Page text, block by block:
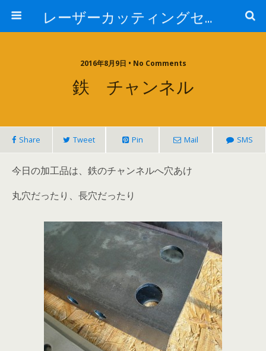
レーザーカッティングセンター 株式会社 中本鉄工所
2016年8月9日 • No Comments
鉄 チャンネル
Share Tweet Pin Mail SMS
今日の加工品は、鉄のチャンネルへ穴あけ
丸穴だったり、長穴だったり